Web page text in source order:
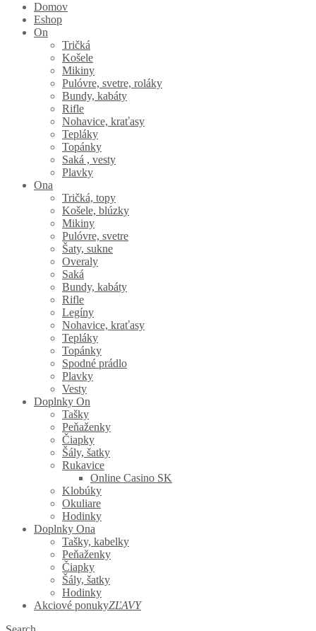
Domov
Eshop
On
Tričká
Košele
Mikiny
Pulóvre, svetre, roláky
Bundy, kabáty
Rifle
Nohavice, kraťasy
Tepláky
Topánky
Saká , vesty
Plavky
Ona
Tričká, topy
Košele, blúzky
Mikiny
Pulóvre, svetre
Šaty, sukne
Overaly
Saká
Bundy, kabáty
Rifle
Legíny
Nohavice, kraťasy
Tepláky
Topánky
Spodné prádlo
Plavky
Vesty
Doplnky On
Tašky
Peňaženky
Čiapky
Šály, šatky
Rukavice
Online Casino SK
Klobúky
Okuliare
Hodinky
Doplnky Ona
Tašky, kabelky
Peňaženky
Čiapky
Šály, šatky
Hodinky
Akciové ponukyZĽAVY